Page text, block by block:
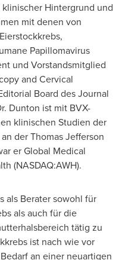
Hintergrund und
mit denen von
Papillomavirus
und Vorstandsmitglied
and Cervical
Board des Journal
Dunton ist mit BVX-
klinischen Studien der
derThomas Jefferson
er Global Medical
(NASDAQ:AWH).
als Berater sowohl für
als auch für die
tätig zu
ist nach wie vor
an einer neuartigen